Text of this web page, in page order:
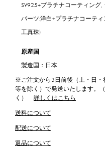
SV925+プラチナコーティング
パーツ:洋白+プラチナコーテ
工真珠)
原産国
製造国：日本
※ご注文から3日前後（土・日・
等を除く）で発送いたします。
く）
詳しくはこちら
送料について
配送について
返品について